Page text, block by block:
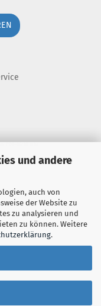
und andere
auch von
der Website zu
zu analysieren und
zu können. Weitere
.